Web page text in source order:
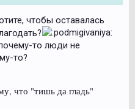
чтобы оставалась
то люди не
то?
что "тишь да гладь"